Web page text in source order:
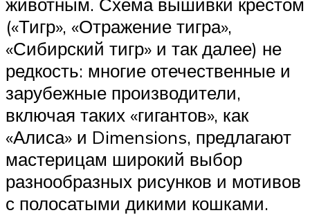
(«Тигр», «Отражение тигра»,
«Сибирский тигр» и так далее) не
редкость: многие отечественные и
зарубежные производители,
включая таких «гигантов», как
«Алиса» и Dimensions, предлагают
мастерицам широкий выбор
разнообразных рисунков и мотивов
с полосатыми дикими кошками.